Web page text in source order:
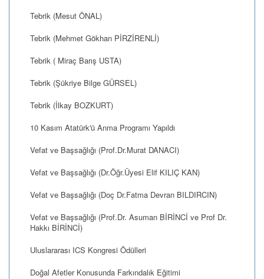
Tebrik (Mesut ÖNAL)
Tebrik (Mehmet Gökhan PİRZİRENLİ)
Tebrik ( Miraç Barış USTA)
Tebrik (Şükriye Bilge GÜRSEL)
Tebrik (İlkay BOZKURT)
10 Kasım Atatürk'ü Anma Programı Yapıldı
Vefat ve Başsağlığı (Prof.Dr.Murat DANACI)
Vefat ve Başsağlığı (Dr.Öğr.Üyesi Elif KILIÇ KAN)
Vefat ve Başsağlığı (Doç Dr.Fatma Devran BILDIRCIN)
Vefat ve Başsağlığı (Prof.Dr. Asuman BİRİNCİ ve Prof Dr.
Hakkı BİRİNCİ)
Uluslararası ICS Kongresi Ödülleri
Doğal Afetler Konusunda Farkındalık Eğitimi